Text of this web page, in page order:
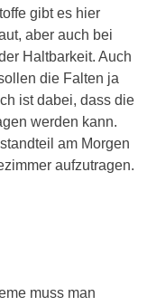
gibt es hier
aber auch bei
Haltbarkeit. Auch
die Falten ja
ist dabei, dass die
werden kann.
am Morgen
aufzutragen.
muss man